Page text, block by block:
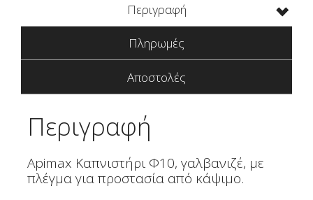
Περιγραφή
Πληρωμές
Αποστολές
Περιγραφή
Apimax Καπνιστήρι Φ10, γαλβανιζέ, με
πλέγμα για προστασία από κάψιμο.